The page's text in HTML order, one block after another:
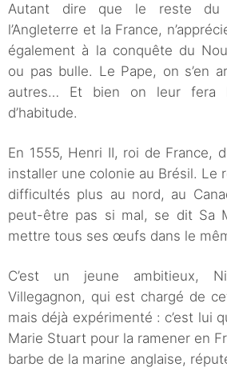
Autant dire que le reste du
l’Angleterre et la France,
également à la conquête du
ou pas bulle. Le Pape, on s’en
autres… Et bien on leur fera
d’habitude.
En 1555, Henri II, roi de France,
installer une colonie au Brésil. Le
difficultés plus au nord, au
peut-être pas si mal, se dit Sa
mettre tous ses œufs dans le
C’est un jeune ambitieux,
Villegagnon, qui est chargé de
mais déjà expérimenté : c’est lui
Marie Stuart pour la ramener en
barbe de la marine anglaise,